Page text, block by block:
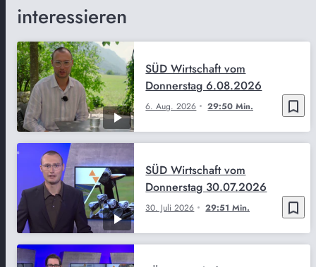
interessieren
bookmark_border
6. Aug. 2026 29:50 Min.
SÜD Wirtschaft vom
Donnerstag 6.08.2026
bookmark_border
30. Juli 2026 29:51 Min.
SÜD Wirtschaft vom
Donnerstag 30.07.2026